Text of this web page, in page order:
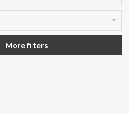
More filters